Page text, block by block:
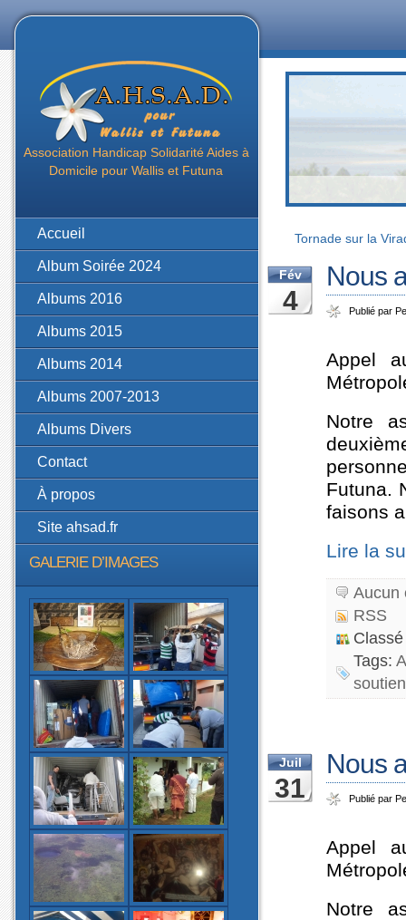
Association Handicap Solidarité Aides à
Domicile pour Wallis et Futuna
Accueil
Album Soirée 2024
Albums 2016
Albums 2015
Albums 2014
Albums 2007-2013
Albums Divers
Contact
À propos
Site ahsad.fr
GALERIE D’IMAGES
Tornade sur la
Fév
4
Nous
Publié par
Appel
Notre
Futuna.
faisons
Lire la
Aucun
RSS
Tags:
soutien
Juil
31
Nous
Publié par
Appel
Notre